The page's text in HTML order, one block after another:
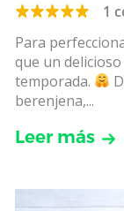
1
Para
que un
temporada.
berenjena,...
Leer más